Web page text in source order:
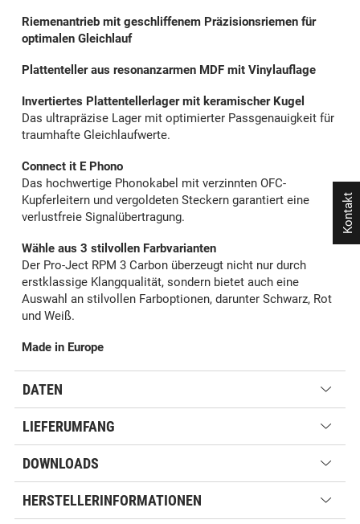
Riemenantrieb mit geschliffenem Präzisionsriemen für
optimalen Gleichlauf
Plattenteller aus resonanzarmen MDF mit Vinylauflage
Invertiertes Plattentellerlager mit keramischer Kugel
Das ultrapräzise Lager mit optimierter Passgenauigkeit für
traumhafte Gleichlaufwerte.
Connect it E Phono
Das hochwertige Phonokabel mit verzinnten OFC-
Kupferleitern und vergoldeten Steckern garantiert eine
verlustfreie Signalübertragung.
Wähle aus 3 stilvollen Farbvarianten
Der Pro-Ject RPM 3 Carbon überzeugt nicht nur durch
erstklassige Klangqualität, sondern bietet auch eine
Auswahl an stilvollen Farboptionen, darunter Schwarz, Rot
und Weiß.
Made in Europe
DATEN
LIEFERUMFANG
DOWNLOADS
HERSTELLERINFORMATIONEN
Kontakt